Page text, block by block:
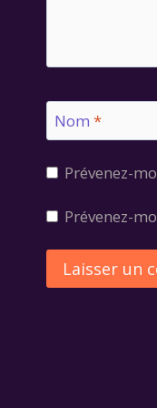
Nom *
Prévenez-
Prévenez-